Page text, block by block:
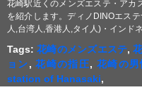
花崎駅近くのメンズエステ・アカ
を紹介します。ディノDINOエス
人,台湾人,香港人,タイ人)・インド
Tags:花崎のメンズエステ,
ョン,花崎の指圧, 花崎の
station of Hanasaki,